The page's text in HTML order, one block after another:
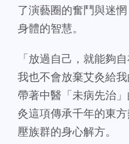
了演藝圈的奮鬥與迷
身體的智慧。
「放過自己，就能夠
我也不會放棄艾灸給
帶著中醫「未病先治
灸這項傳承千年的東
壓族群的身心解方。